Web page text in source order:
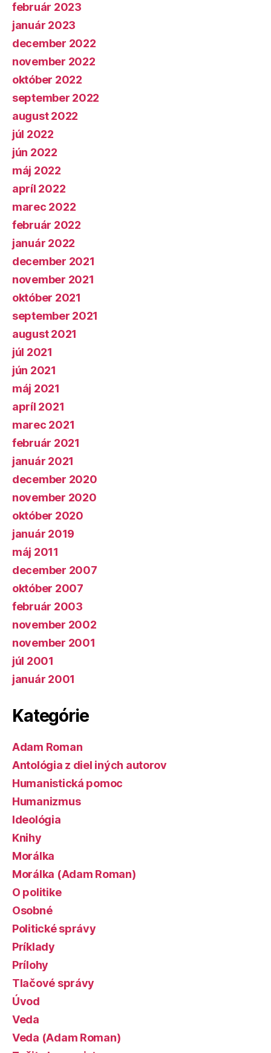
február 2023
január 2023
december 2022
november 2022
október 2022
september 2022
august 2022
júl 2022
jún 2022
máj 2022
apríl 2022
marec 2022
február 2022
január 2022
december 2021
november 2021
október 2021
september 2021
august 2021
júl 2021
jún 2021
máj 2021
apríl 2021
marec 2021
február 2021
január 2021
december 2020
november 2020
október 2020
január 2019
máj 2011
december 2007
október 2007
február 2003
november 2002
november 2001
júl 2001
január 2001
Kategórie
Adam Roman
Antológia z diel iných autorov
Humanistická pomoc
Humanizmus
Ideológia
Knihy
Morálka
Morálka (Adam Roman)
O politike
Osobné
Politické správy
Príklady
Prílohy
Tlačové správy
Úvod
Veda
Veda (Adam Roman)